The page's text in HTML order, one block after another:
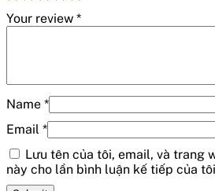
Your review *
Name *
Email *
Lưu tên của tôi, email, và trang
này cho lần bình luận kế tiếp của